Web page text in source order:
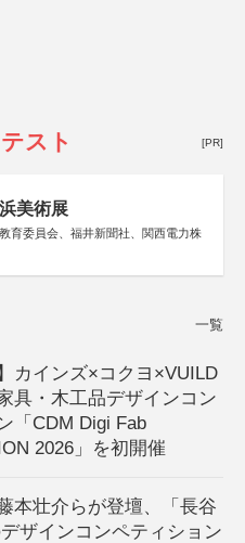
スト [PR]
美術展
育委員会、福井新聞社、関西電力株
一覧
カインズ×コクヨ×VUILD
具・木工品デザインコン
「CDM Digi Fab
2026」を初開催
本壮介らが登壇、「長谷
ザインコンペティション